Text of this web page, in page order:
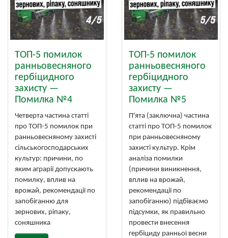
ТОП-5 помилок
ранньовесняного
гербіцидного
захисту —
Помилка №4
Четверта частина статті
про ТОП-5 помилок при
ранньовесняному захисті
сільськогосподарських
культур: причини, по
яким аграрії допускають
помилку, вплив на
врожай, рекомендації по
запобіганню для
зернових, ріпаку,
соняшника
ТОП-5 помилок
ранньовесняного
гербіцидного
захисту —
Помилка №5
П'ята (заключна) частина
статті про ТОП-5 помилок
при ранньовесняному
захисті культур. Крім
аналіза помилки
(причини виникнення,
вплив на врожай,
рекомендації по
запобіганню) підбіваємо
підсумки, як правильно
провести внесення
гербіциду ранньої весни